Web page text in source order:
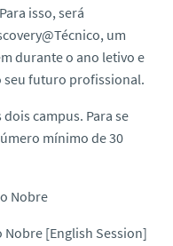
isso, será
um
durante o ano letivo e
seu futuro profissional.
campus. Para se
mínimo de 30
Nobre
Nobre [English Session]